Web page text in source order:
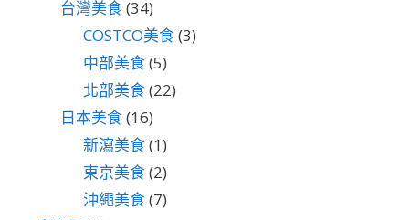
台灣美食(34)
COSTCO美食(3)
中部美食(5)
北部美食(22)
日本美食(16)
新瀉美食(1)
東京美食(2)
沖繩美食(7)